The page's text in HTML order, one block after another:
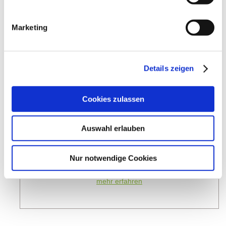
Marketing
Details zeigen
Cookies zulassen
Auswahl erlauben
Nur notwendige Cookies
Ausflugsziele
mehr erfahren